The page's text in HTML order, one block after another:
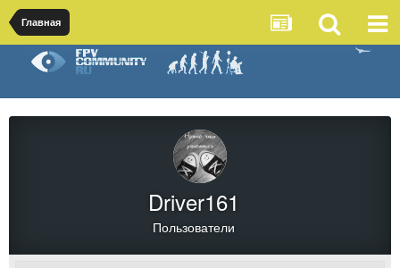
Главная
Driver161
Пользователи